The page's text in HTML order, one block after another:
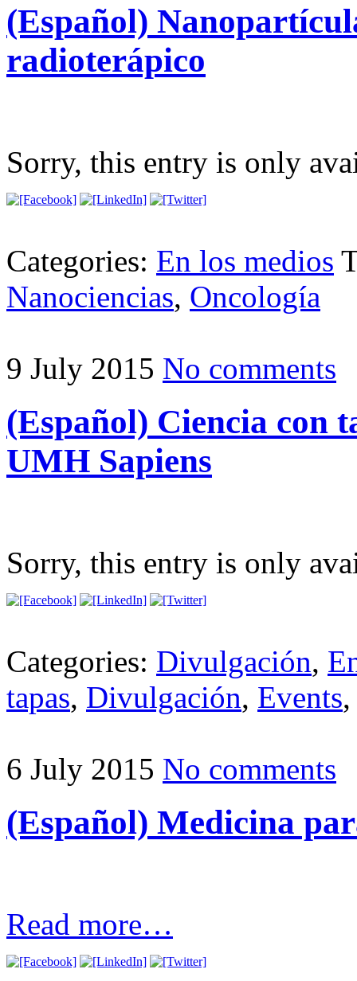
(Español)
radioterápico
Sorry, this entry is only
Categories: En los medios
Nanociencias, Oncología
9 July 2015 No comments
(Español) Ciencia con
UMH Sapiens
Sorry, this entry is only
Categories: Divulgación,
tapas, Divulgación, Events
6 July 2015 No comments
(Español) Medicina
Read more…